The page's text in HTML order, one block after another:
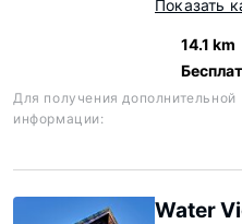
Показать
14.1 km
Для получения дополнительной
информации:
Water